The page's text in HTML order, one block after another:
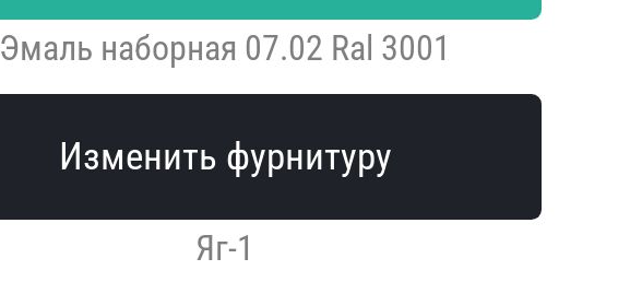
Эмаль наборная 07.02 Ral 3001
Изменить фурнитуру
Яг-1